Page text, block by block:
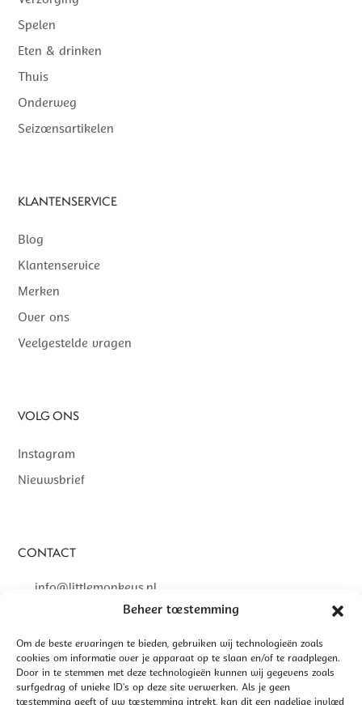
Beheer toestemming
Om de beste ervaringen te bieden, gebruiken wij technologieën zoals
cookies om informatie over je apparaat op te slaan en/of te raadplegen.
Door in te stemmen met deze technologieën kunnen wij gegevens zoals
surfgedrag of unieke ID's op deze site verwerken. Als je geen
toestemming geeft of uw toestemming intrekt, kan dit een nadelige invloed
Spelen
Eten & drinken
Thuis
Onderweg
Seizoensartikelen
KLANTENSERVICE
Blog
Klantenservice
Merken
Over ons
Veelgestelde vragen
VOLG ONS
Instagram
Nieuwsbrief
CONTACT
info@littlemonkeys.nl
©2026 LITTLE MONKEYS | GEREALISEERD DOORINTERLY